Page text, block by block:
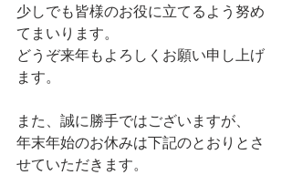
少しでも皆様のお役に立てるよう努め
てまいります。
どうぞ来年もよろしくお願い申し上げ
ます。
また、誠に勝手ではございますが、
年末年始のお休みは下記のとおりとさ
せていただきます。